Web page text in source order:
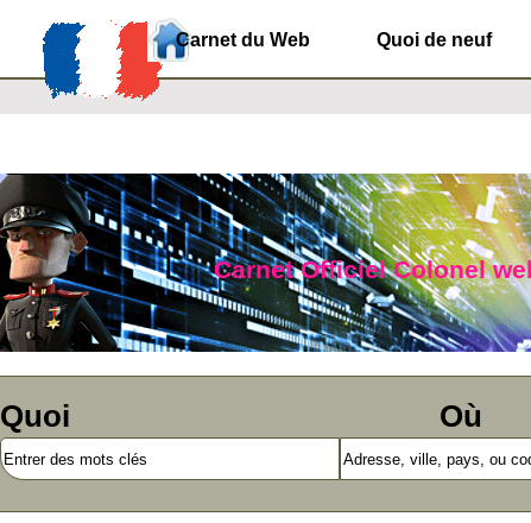
Carnet du Web Quoi de neuf
Carnet Officiel Colonel
Quoi Où